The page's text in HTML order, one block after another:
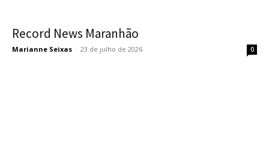
Record News Maranhão
Marianne Seixas - 23 de julho de 2026 0